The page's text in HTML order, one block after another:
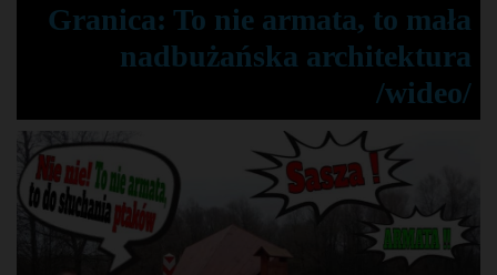
Granica: To nie armata, to mała
nadbużańska architektura
/wideo/